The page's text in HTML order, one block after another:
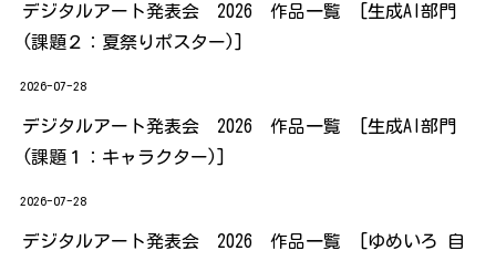
デジタルアート発表会 2026 作品一覧 [生成AI部門
(課題２：夏祭りポスター)]
2026-07-28
デジタルアート発表会 2026 作品一覧 [生成AI部門
(課題１：キャラクター)]
2026-07-28
デジタルアート発表会 2026 作品一覧 [ゆめいろ 自